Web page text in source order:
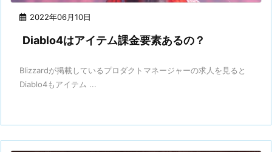
2022年06月10日
Diablo4はアイテム課金要素あるの？
Blizzardが掲載しているプロダクトマネージャーの求人を見ると
Diablo4もアイテム ...